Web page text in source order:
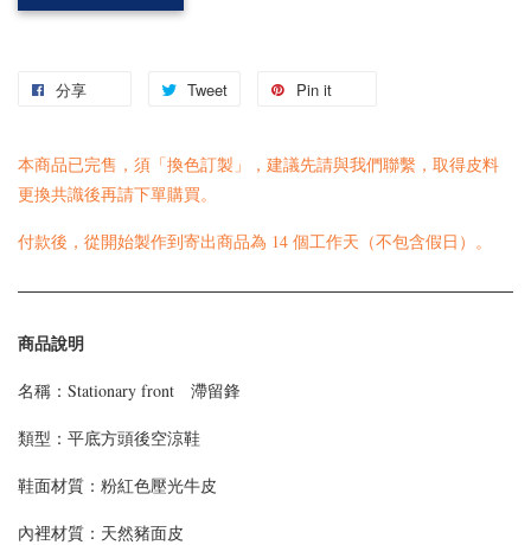
分享 Tweet Pin it
本商品已完售，須「換色訂製」，建議先請與我們聯繫 ，取得皮料
更換共識後再請下單購買。
付款後，從開始製作到寄出商品為 14 個工作天（不包含假日）。
商品說明
名稱：Stationary front 滯留鋒
類型：平底方頭後空涼鞋
鞋面材質：粉紅色壓光牛皮
內裡材質：天然豬面皮